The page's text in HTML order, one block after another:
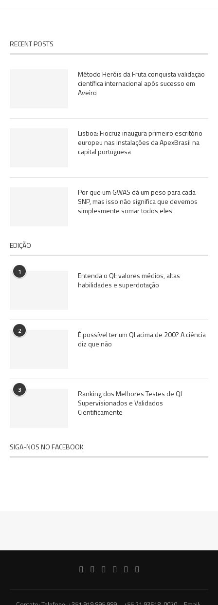
RECENT POSTS
Método Heróis da Fruta conquista validação
científica internacional após sucesso em
Aveiro
Lisboa: Fiocruz inaugura primeiro escritório
europeu nas instalações da ApexBrasil na
capital portuguesa
Por que um GWAS dá um peso para cada
SNP, mas isso não significa que devemos
simplesmente somar todos eles
EDIÇÃO
1
Entenda o QI: valores médios, altas
habilidades e superdotação
2
É possível ter um QI acima de 200? A ciência
diz que não
3
Ranking dos Melhores Testes de QI
Supervisionados e Validados
Cientificamente
SIGA-NOS NO FACEBOOK